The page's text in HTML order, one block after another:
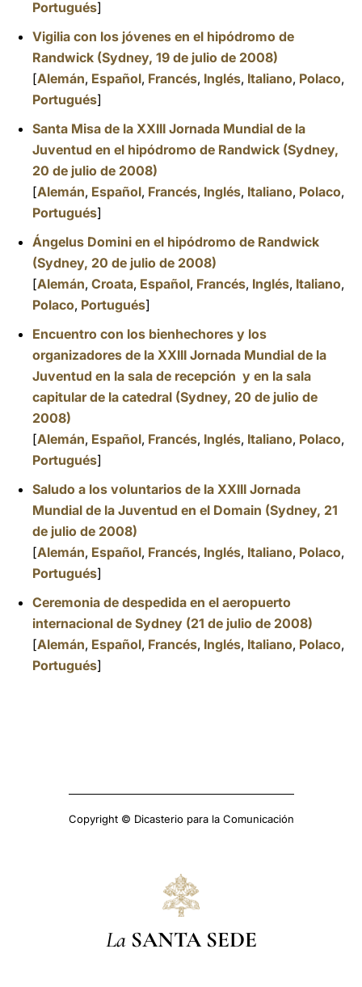
Portugués]
Vigilia con los jóvenes en el hipódromo de
Randwick (Sydney, 19 de julio de 2008)
[Alemán, Español, Francés, Inglés, Italiano, Polaco,
Portugués]
Santa Misa de la XXIII Jornada Mundial de la
Juventud en el hipódromo de Randwick (Sydney,
20 de julio de 2008)
[Alemán, Español, Francés, Inglés, Italiano, Polaco,
Portugués]
Ángelus Domini en el hipódromo de Randwick
(Sydney, 20 de julio de 2008)
[Alemán, Croata, Español, Francés, Inglés, Italiano,
Polaco, Portugués]
Encuentro con los bienhechores y los
organizadores de la XXIII Jornada Mundial de la
Juventud en la sala de recepción y en la sala
capitular de la catedral (Sydney, 20 de julio de
2008)
[Alemán, Español, Francés, Inglés, Italiano, Polaco,
Portugués]
Saludo a los voluntarios de la XXIII Jornada
Mundial de la Juventud en el Domain (Sydney, 21
de julio de 2008)
[Alemán, Español, Francés, Inglés, Italiano, Polaco,
Portugués]
Ceremonia de despedida en el aeropuerto
internacional de Sydney (21 de julio de 2008)
[Alemán, Español, Francés, Inglés, Italiano, Polaco,
Portugués]
Copyright © Dicasterio para la Comunicación
La SANTA SEDE